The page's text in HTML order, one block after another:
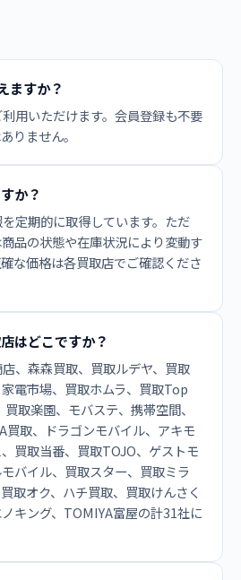
ますか？
用いただけます。会員登録も不要
りません。
か？
定期的に取得しています。ただ
品の状態や在庫状況により変動す
な価格は各買取店でご確認くださ
はどこですか？
、森森買取、買取ルデヤ、買取
電市場、買取ホムラ、買取Top
取楽園、モバステ、携帯空間、
買取、ドラゴンモバイル、アキモ
買取当番、買取TOJO、ゲストモ
バイル、買取スター、買取ミラ
取オク、ハチ買取、買取けんさく
キング、TOMIYA富屋の計31社に